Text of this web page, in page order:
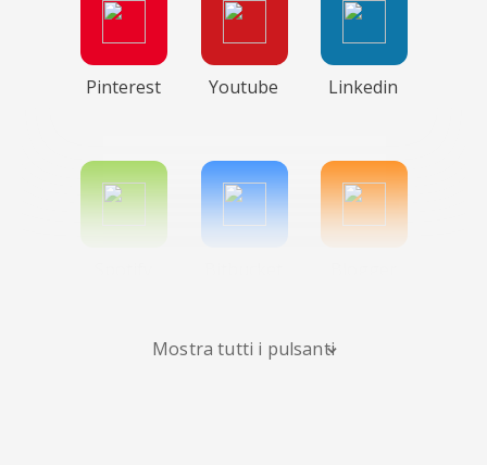
Pinterest Youtube Linkedin
Mostra tutti i pulsanti